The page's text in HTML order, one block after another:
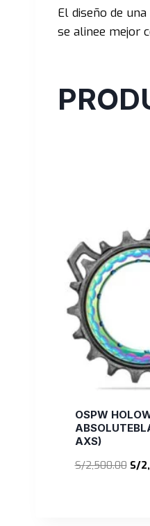
El diseño de
se alinee mejor
OSPW
AXS)
S/2,500.00 El
S/